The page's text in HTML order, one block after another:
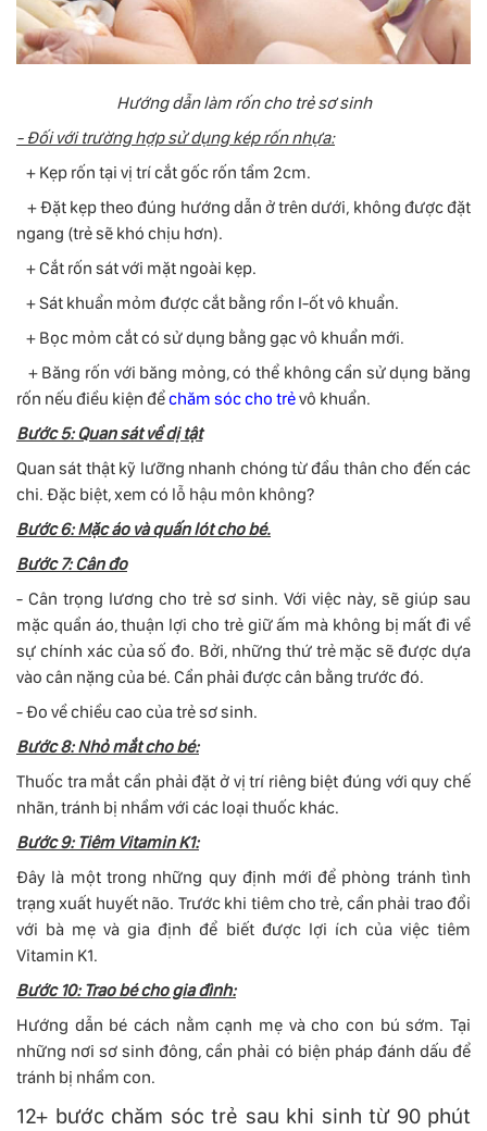
Hướng dẫn làm rốn cho trẻ sơ sinh
- Đối với trường hợp sử dụng kép rốn nhựa:
+ Kẹp rốn tại vị trí cắt gốc rốn tầm 2cm.
+ Đặt kẹp theo đúng hướng dẫn ở trên dưới, không được đặt
ngang (trẻ sẽ khó chịu hơn).
+ Cắt rốn sát với mặt ngoài kẹp.
+ Sát khuẩn mỏm được cắt bằng rồn I-ốt vô khuẩn.
+ Bọc mỏm cắt có sử dụng bằng gạc vô khuẩn mới.
+ Băng rốn với băng mỏng, có thể không cần sử dụng băng
rốn nếu điều kiện đểchăm sóc cho trẻvô khuẩn.
Bước 5: Quan sát về dị tật
Quan sát thật kỹ lưỡng nhanh chóng từ đầu thân cho đến các
chi. Đặc biệt, xem có lỗ hậu môn không?
Bước 6: Mặc áo và quấn lót cho bé.
Bước 7: Cân đo
- Cân trọng lương cho trẻ sơ sinh. Với việc này, sẽ giúp sau
mặc quần áo, thuận lợi cho trẻ giữ ấm mà không bị mất đi về
sự chính xác của số đo. Bởi, những thứ trẻ mặc sẽ được dựa
vào cân nặng của bé. Cần phải được cân bằng trước đó.
- Đo về chiều cao của trẻ sơ sinh.
Bước 8: Nhỏ mắt cho bé:
Thuốc tra mắt cần phải đặt ở vị trí riêng biệt đúng với quy chế
nhãn, tránh bị nhầm với các loại thuốc khác.
Bước 9: Tiêm Vitamin K1:
Đây là một trong những quy định mới để phòng tránh tình
trạng xuất huyết não. Trước khi tiêm cho trẻ, cần phải trao đổi
với bà mẹ và gia định để biết được lợi ích của việc tiêm
Vitamin K1.
Bước 10: Trao bé cho gia đình:
Hướng dẫn bé cách nằm cạnh mẹ và cho con bú sớm. Tại
những nơi sơ sinh đông, cần phải có biện pháp đánh dấu để
tránh bị nhầm con.
12+ bước chăm sóc trẻ sau khi sinh từ 90 phút